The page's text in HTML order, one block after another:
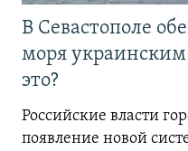
В Севастополе
моря
это?
Российские власти
появление новой